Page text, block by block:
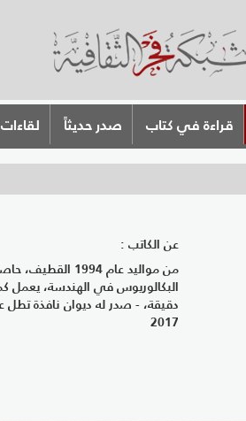
قراءة في كتاب صدر حديثاً لقاءات
عن الكاتب :
من مواليد عام 1994
البكالوريوس في الهندسة، يعمل
دقيقة، - صدر له ديوان نافذة
2017